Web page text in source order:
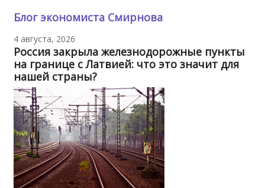
Блог экономиста Смирнова
4 августа, 2026
Россия закрыла железнодорожные пункты
на границе с Латвией: что это значит для
нашей страны?